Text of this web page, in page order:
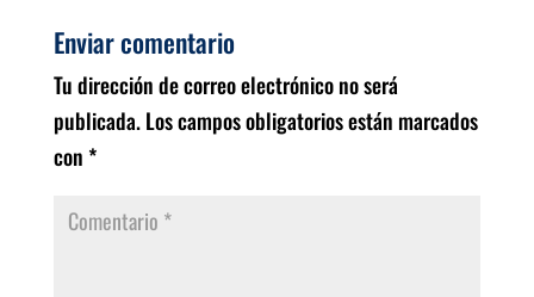
Enviar comentario
Tu dirección de correo electrónico no será
publicada. Los campos obligatorios están marcados
con *